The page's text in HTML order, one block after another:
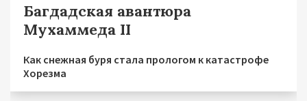
Багдадская авантюра
Мухаммеда II
Как снежная буря стала прологом к катастрофе
Хорезма